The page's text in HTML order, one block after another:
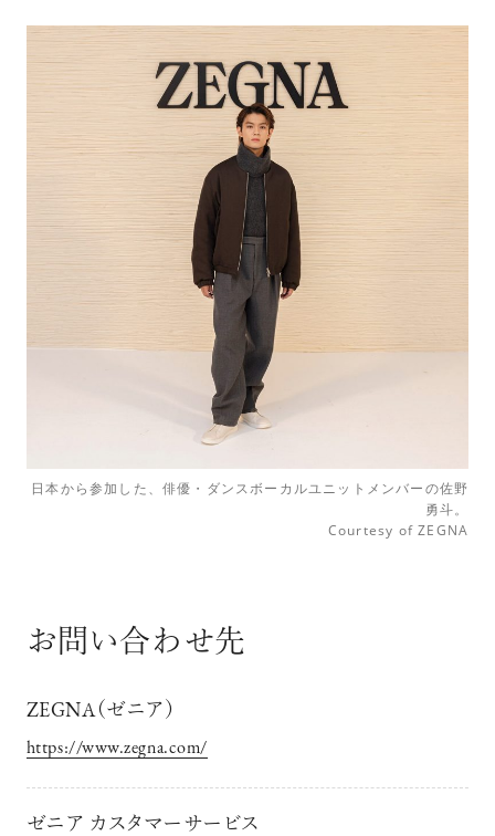
日本から参加した、俳優・ダンスボーカルユニットメンバーの佐野
勇斗。
Courtesy of ZEGNA
お問い合わせ先
ZEGNA（ゼニア）
https://www.zegna.com/
ゼニア カスタマーサービス